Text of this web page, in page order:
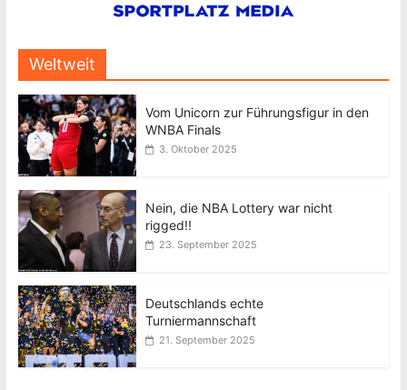
Weltweit
Vom Unicorn zur Führungsfigur in den
WNBA Finals
3. Oktober 2025
Nein, die NBA Lottery war nicht
rigged!!
23. September 2025
Deutschlands echte
Turniermannschaft
21. September 2025